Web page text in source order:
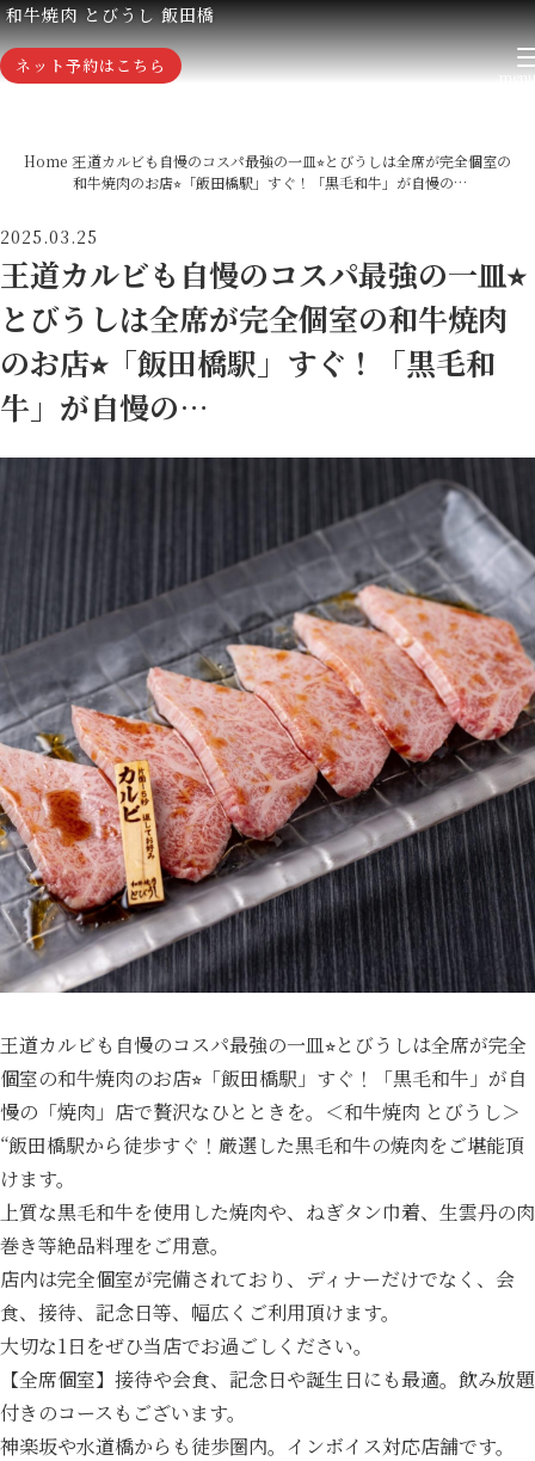
和牛焼肉 とびうし 飯田橋
ネット予約はこちら
Home 王道カルビも自慢のコスパ最強の一皿⭐︎とびうしは全席が完全個室の
和牛焼肉のお店⭐︎「飯田橋駅」すぐ！「黒毛和牛」が自慢の…
2025.03.25
王道カルビも自慢のコスパ最強の一皿⭐︎
とびうしは全席が完全個室の和牛焼肉
のお店⭐︎「飯田橋駅」すぐ！「黒毛和
牛」が自慢の…
王道カルビも自慢のコスパ最強の一皿⭐︎とびうしは全席が完全
個室の和牛焼肉のお店⭐︎「飯田橋駅」すぐ！「黒毛和牛」が自
慢の「焼肉」店で贅沢なひとときを。＜和牛焼肉 とびうし＞
“飯田橋駅から徒歩すぐ！厳選した黒毛和牛の焼肉をご堪能頂
けます。
上質な黒毛和牛を使用した焼肉や、ねぎタン巾着、生雲丹の肉
巻き等絶品料理をご用意。
店内は完全個室が完備されており、ディナーだけでなく、会
食、接待、記念日等、幅広くご利用頂けます。
大切な1日をぜひ当店でお過ごしください。
【全席個室】接待や会食、記念日や誕生日にも最適。飲み放題
付きのコースもございます。
神楽坂や水道橋からも徒歩圏内。インボイス対応店舗です。